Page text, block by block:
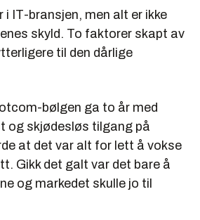
i IT-bransjen, men alt er ikke
skyld. To faktorer skapt av
til den dårlige
bølgen ga to år med
og skjødesløs tilgang på
at det var alt for lett å vokse
Gikk det galt var det bare å
og markedet skulle jo til